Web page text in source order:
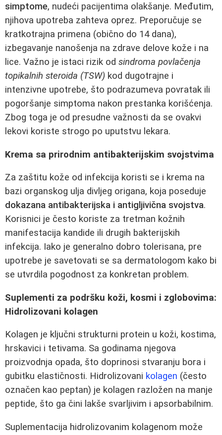
simptome, nudeći pacijentima olakšanje. Međutim,
njihova upotreba zahteva oprez. Preporučuje se
kratkotrajna primena (obično do 14 dana),
izbegavanje nanošenja na zdrave delove kože i na
lice. Važno je istaci rizik od sindroma povlačenja
topikalnih steroida (TSW) kod dugotrajne i
intenzivne upotrebe, što podrazumeva povratak ili
pogoršanje simptoma nakon prestanka korišćenja.
Zbog toga je od presudne važnosti da se ovakvi
lekovi koriste strogo po uputstvu lekara.
Krema sa prirodnim antibakterijskim svojstvima
Za zaštitu kože od infekcija koristi se i krema na
bazi organskog ulja divljeg origana, koja poseduje
dokazana antibakterijska i antigljivična svojstva.
Korisnici je često koriste za tretman kožnih
manifestacija kandide ili drugih bakterijskih
infekcija. Iako je generalno dobro tolerisana, pre
upotrebe je savetovati se sa dermatologom kako bi
se utvrdila pogodnost za konkretan problem.
Suplementi za podršku koži, kosmi i zglobovima:
Hidrolizovani kolagen
Kolagen je ključni strukturni protein u koži, kostima,
hrskavici i tetivama. Sa godinama njegova
proizvodnja opada, što doprinosi stvaranju bora i
gubitku elastičnosti. Hidrolizovani kolagen (često
označen kao peptan) je kolagen razložen na manje
peptide, što ga čini lakše svarljivim i apsorbabilnim.
Suplementacija hidrolizovanim kolagenom može